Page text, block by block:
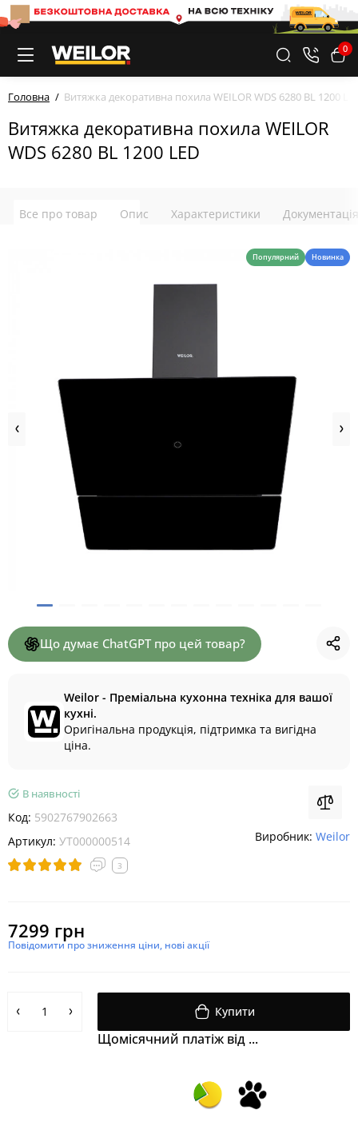
0
Головна Витяжка декоративна похила WEILOR WDS 6280 BL 1200
Витяжка декоративна похила WEILOR
WDS 6280 BL 1200 LED
Все про товар Опис Характеристики Документація
Популярний Новинка
Що думає ChatGPT про цей товар?
Weilor - Преміальна кухонна техніка для вашої
кухні.
Оригінальна продукція, підтримка та вигідна
ціна.
В наявності
Код: 5902767902663
Артикул: УТ000000514
3
Виробник: Weilor
7299 грн
Повідомити про зниження ціни, нові акції
Купити
Щомісячний платіж від ...